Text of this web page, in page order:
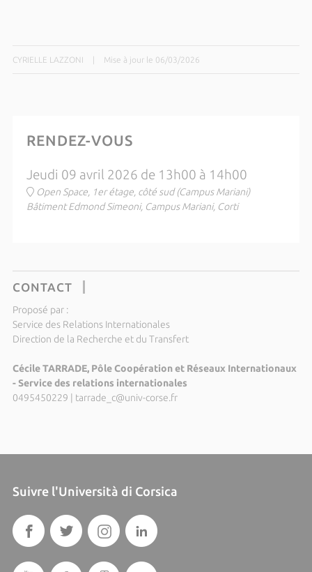
CYRIELLE LAZZONI Mise à jour le 06/03/2026
RENDEZ-VOUS
Jeudi 09 avril 2026 de 13h00 à 14h00
Open Space, 1er étage, côté sud (Campus Mariani)
Bâtiment Edmond Simeoni, Campus Mariani, Corti
CONTACT
Proposé par :
Service des Relations Internationales
Direction de la Recherche et du Transfert
Cécile TARRADE, Pôle Coopération et Réseaux Internationaux
- Service des relations internationales
0495450229
tarrade_c@univ-corse.fr
Suivre l'Università di Corsica